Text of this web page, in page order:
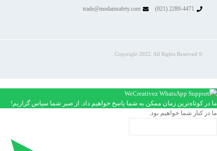
trade@modamsafety.com
© Copyright 2022. All Rights Reserved.
ما در کوتاه‌ترین زمان ممکن به شما پاسخ خواهیم داد. از صبر شما سپاس گزاریم!
ما در کنار شما خواهیم بود.